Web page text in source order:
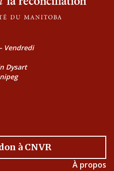
Vendredi
Dysart
à CNVR
À propos